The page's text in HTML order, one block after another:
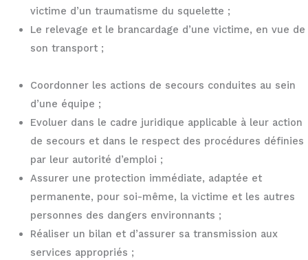
victime d’un traumatisme du squelette ;
Le relevage et le brancardage d’une victime, en vue de
son transport ;
Coordonner les actions de secours conduites au sein
d’une équipe ;
Evoluer dans le cadre juridique applicable à leur action
de secours et dans le respect des procédures définies
par leur autorité d’emploi ;
Assurer une protection immédiate, adaptée et
permanente, pour soi-même, la victime et les autres
personnes des dangers environnants ;
Réaliser un bilan et d’assurer sa transmission aux
services appropriés ;